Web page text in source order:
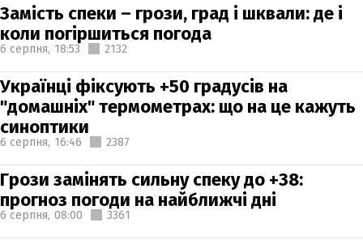
Замість спеки – грози, град і шквали: де і
коли погіршиться погода
6 серпня, 18:53 2132
Українці фіксують +50 градусів на
"домашніх" термометрах: що на це кажуть
синоптики
6 серпня, 16:46 2387
Грози замінять сильну спеку до +38:
прогноз погоди на найближчі дні
6 серпня, 08:00 3361